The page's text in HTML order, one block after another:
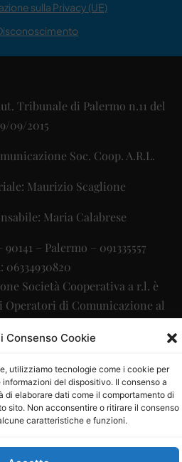
Consenso Cookie
utilizziamo tecnologie come i cookie per
del dispositivo. Il consenso a
di elaborare dati come il comportamento di
sito. Non acconsentire o ritirare il consenso
caratteristiche e funzioni.
sulla Privacy (UE)
Tribunale di Palermo n.11 del
09/2015
Soc. Coop. A.R.L.
Maurizio Scaglione
Maria Calabrese
– Palermo – 091335557
06334930820
Società Cooperativa a r.l. è
Operatori di Comunicazione al